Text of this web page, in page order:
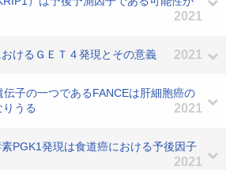
2021
けるＧＥＴ４発現とその意義 2021
伝子の一つであるFANCEは肝細胞癌の
うる
2021
PGK1発現は食道癌における予後因子
2021